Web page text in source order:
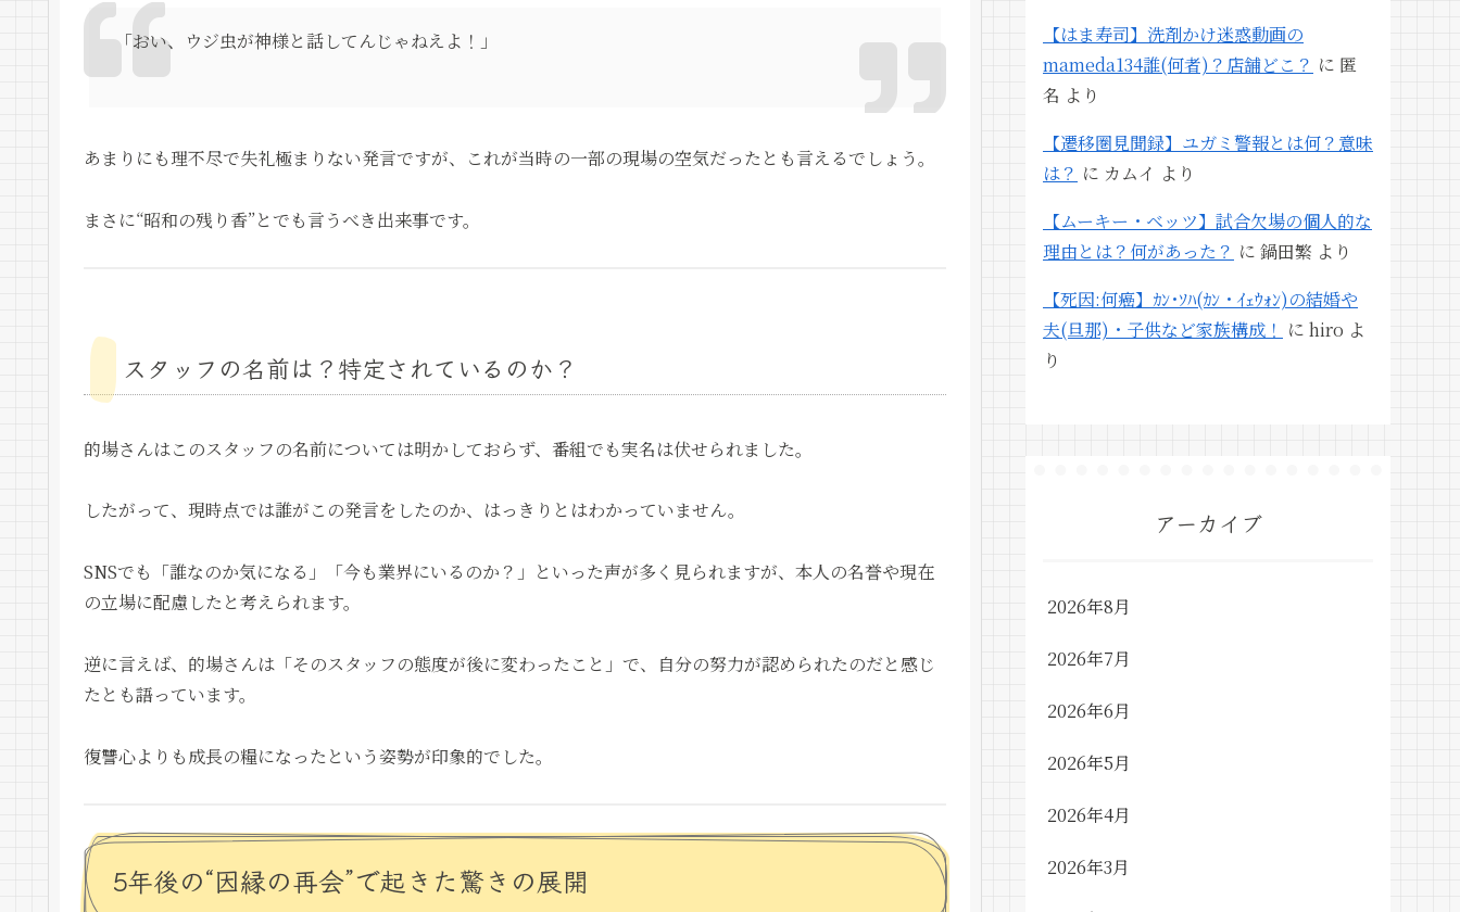
「おい、ウジ虫が神様と話してんじゃねえよ！」
あまりにも理不尽で失礼極まりない発言ですが、これが当時の一部の現場の空気だったとも言えるでしょう。
まさに“昭和の残り香”とでも言うべき出来事です。
スタッフの名前は？特定されているのか？
的場さんはこのスタッフの名前については明かしておらず、番組でも実名は伏せられました。
したがって、現時点では誰がこの発言をしたのか、はっきりとはわかっていません。
SNSでも「誰なのか気になる」「今も業界にいるのか？」といった声が多く見られますが、本人の名誉や現在
の立場に配慮したと考えられます。
逆に言えば、的場さんは「そのスタッフの態度が後に変わったこと」で、自分の努力が認められたのだと感じ
たとも語っています。
復讐心よりも成長の糧になったという姿勢が印象的でした。
5年後の“因縁の再会”で起きた驚きの展開
【はま寿司】洗剤かけ迷惑動画の
mameda134誰(何者)？店舗どこ？ に 匿
名 より
【遷移圏見聞録】ユガミ警報とは何？意味
は？ に カムイ より
【ムーキー・ベッツ】試合欠場の個人的な
理由とは？何があった？ に 鍋田繁 より
【死因:何癌】ｶﾝ･ｿﾊ(ｶﾝ・ｲｪｳｫﾝ)の結婚や
夫(旦那)・子供など家族構成！ に hiro よ
り
アーカイブ
2026年8月
2026年7月
2026年6月
2026年5月
2026年4月
2026年3月